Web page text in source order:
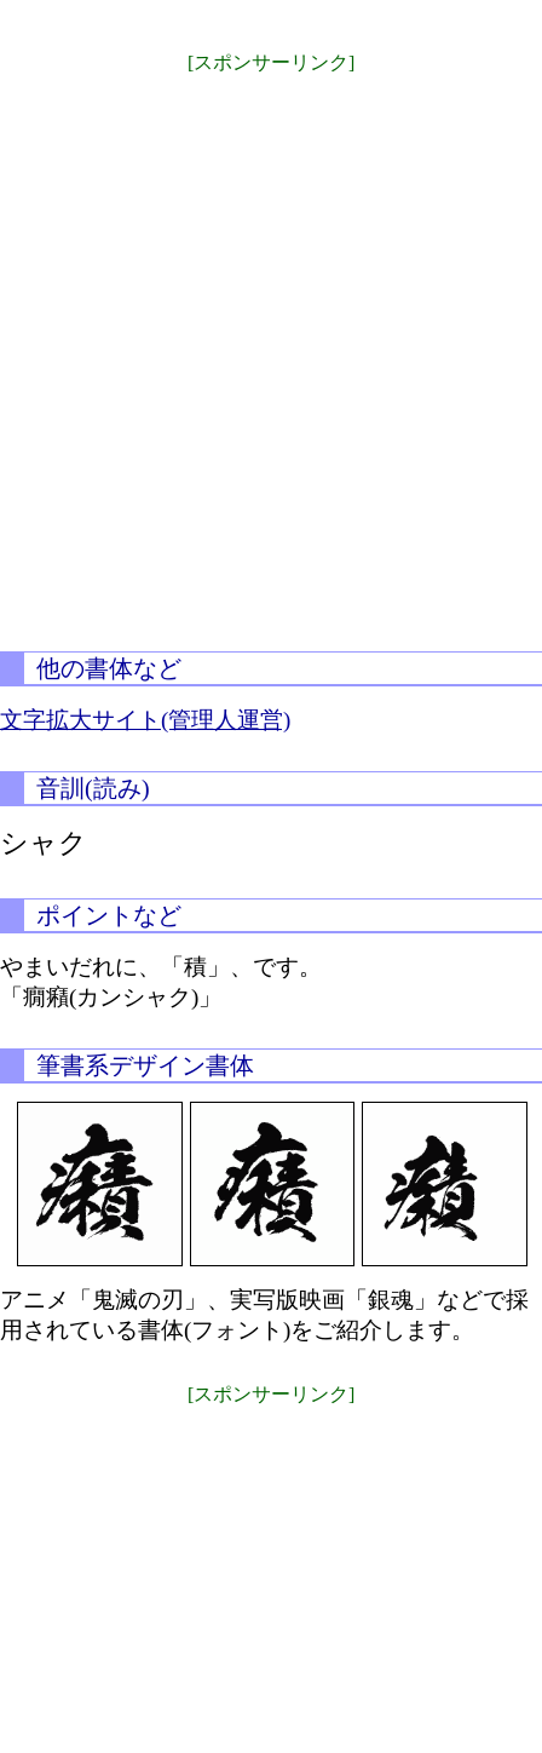
[スポンサーリンク]
他の書体など
文字拡大サイト(管理人運営)
音訓(読み)
シャク
ポイントなど
やまいだれに、「積」、です。
「癇癪(カンシャク)」
筆書系デザイン書体
アニメ「鬼滅の刃」、実写版映画「銀魂」などで採
用されている書体(フォント)をご紹介します。
[スポンサーリンク]